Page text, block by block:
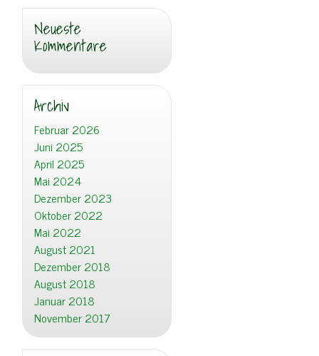
Neueste
Kommentare
Archiv
Februar 2026
Juni 2025
April 2025
Mai 2024
Dezember 2023
Oktober 2022
Mai 2022
August 2021
Dezember 2018
August 2018
Januar 2018
November 2017